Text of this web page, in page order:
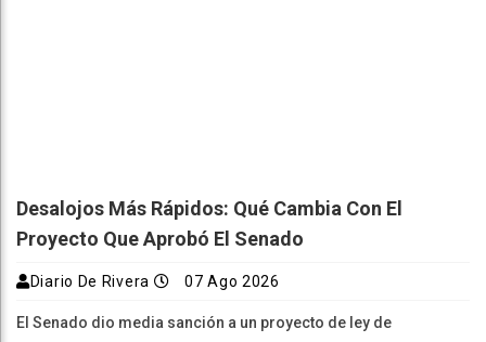
Desalojos Más Rápidos: Qué Cambia Con El
Proyecto Que Aprobó El Senado
Diario De Rivera 07 Ago 2026
El Senado dio media sanción a un proyecto de ley de